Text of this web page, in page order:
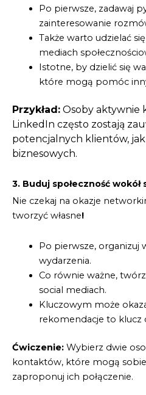
Po pierwsze, zadawaj
zainteresowanie
Także warto udzielać
mediach
Istotne, by dzielić się
które mogą pomóc
Przykład: Osoby aktywnie
LinkedIn często zostają
potencjalnych klientów,
biznesowych.
3. Buduj społeczność wokół
Nie czekaj na okazje
tworzyć własne!
Po pierwsze, organizuj
wydarzenia.
Co równie ważne,
social mediach.
Kluczowym może
rekomendacje to klucz
Ćwiczenie: Wybierz dwie
kontaktów, które mogą
zaproponuj ich połączenie.